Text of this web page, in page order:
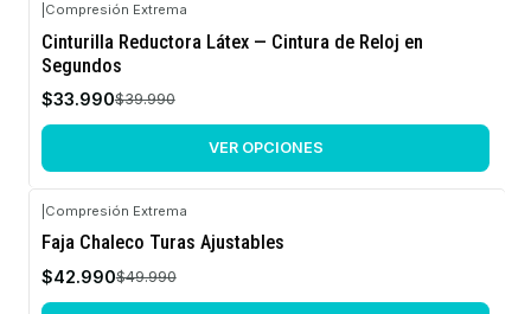
-15%
OFF
Compresión Extrema
Cinturilla Reductora Látex — Cintura de Reloj en
Segundos
$33.990$39.990
VER OPCIONES
-14%
OFF
Compresión Extrema
Faja Chaleco Turas Ajustables
$42.990$49.990